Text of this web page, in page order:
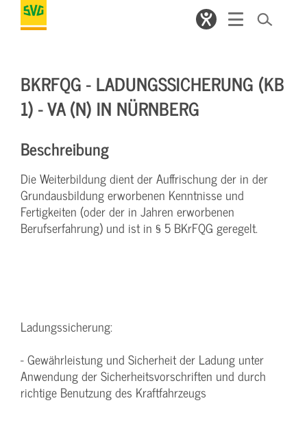
BKRFQG - LADUNGSSICHERUNG (KB
1) - VA (N) IN NÜRNBERG
Beschreibung
Die Weiterbildung dient der Auffrischung der in der
Grundausbildung erworbenen Kenntnisse und
Fertigkeiten (oder der in Jahren erworbenen
Berufserfahrung) und ist in § 5 BKrFQG geregelt.
Ladungssicherung:
- Gewährleistung und Sicherheit der Ladung unter
Anwendung der Sicherheitsvorschriften und durch
richtige Benutzung des Kraftfahrzeugs